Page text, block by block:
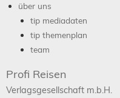
über uns
tip mediadaten
tip themenplan
team
Profi Reisen
Verlagsgesellschaft m.b.H.